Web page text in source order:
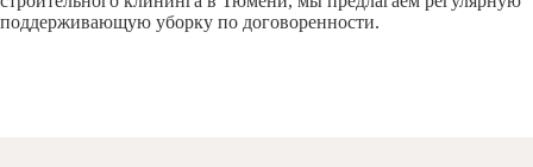
поддерживающую уборку по договоренности.